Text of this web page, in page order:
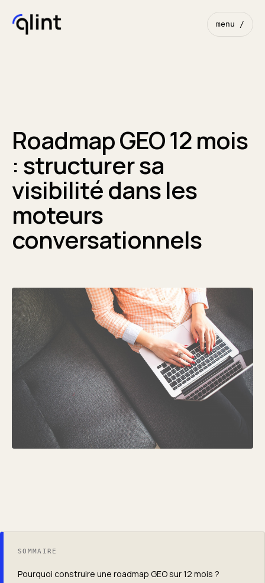
menu /
Roadmap GEO 12 mois
: structurer sa
visibilité dans les
moteurs
conversationnels
SOMMAIRE
Pourquoi construire une roadmap GEO sur 12 mois ?